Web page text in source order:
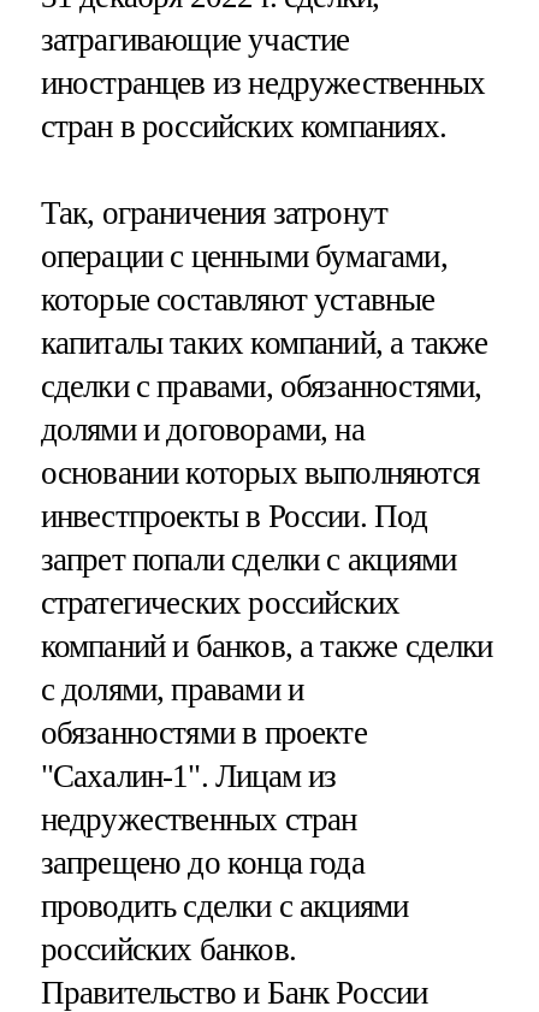
затрагивающие участие
иностранцев из недружественных
стран в российских компаниях.
Так, ограничения затронут
операции с ценными бумагами,
которые составляют уставные
капиталы таких компаний, а также
сделки с правами, обязанностями,
долями и договорами, на
основании которых выполняются
инвестпроекты в России. Под
запрет попали сделки с акциями
стратегических российских
компаний и банков, а также сделки
с долями, правами и
обязанностями в проекте
"Сахалин-1". Лицам из
недружественных стран
запрещено до конца года
проводить сделки с акциями
российских банков.
Правительство и Банк России